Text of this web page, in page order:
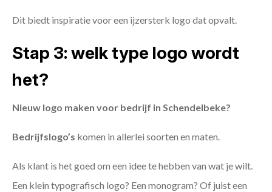
Dit biedt inspiratie voor een ijzersterk logo dat opvalt.
Stap 3: welk type logo wordt
het?
Nieuw logo maken voor bedrijf in Schendelbeke?
Bedrijfslogo’s komen in allerlei soorten en maten.
Als klant is het goed om een idee te hebben van wat je wilt.
Een klein typografisch logo? Een monogram? Of juist een